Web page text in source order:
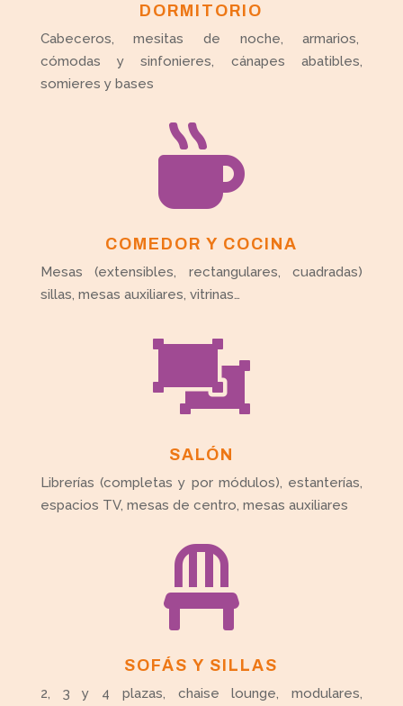
DORMITORIO
Cabeceros, mesitas de noche, armarios,
cómodas y sinfonieres, cánapes abatibles,
somieres y bases

COMEDOR Y COCINA
Mesas (extensibles, rectangulares, cuadradas)
sillas, mesas auxiliares, vitrinas…

SALÓN
Librerías (completas y por módulos), estanterías,
espacios TV, mesas de centro, mesas auxiliares

SOFÁS Y SILLAS
2, 3 y 4 plazas, chaise lounge, modulares,